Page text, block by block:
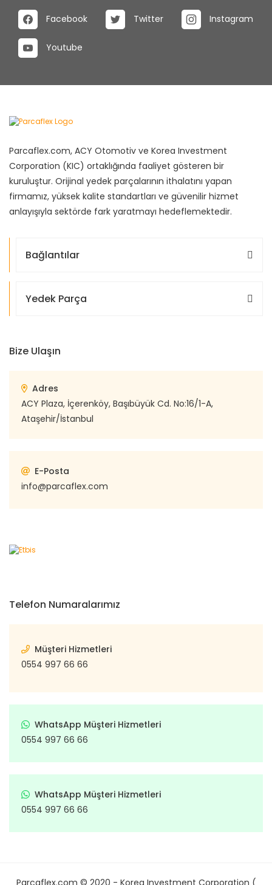
Facebook Twitter Instagram
Youtube
Parcaflex.com, ACY Otomotiv ve Korea Investment
Corporation (KIC) ortaklığında faaliyet gösteren bir
kuruluştur. Orijinal yedek parçalarının ithalatını yapan
firmamız, yüksek kalite standartları ve güvenilir hizmet
anlayışıyla sektörde fark yaratmayı hedeflemektedir.
Bağlantılar
Yedek Parça
Bize Ulaşın
Adres
ACY Plaza, İçerenköy, Başıbüyük Cd. No:16/1-A,
Ataşehir/İstanbul
E-Posta
info@parcaflex.com
Telefon Numaralarımız
Müşteri Hizmetleri
0554 997 66 66
WhatsApp Müşteri Hizmetleri
0554 997 66 66
WhatsApp Müşteri Hizmetleri
0554 997 66 66
Parcaflex.com © 2020 - Korea Investment Corporation (